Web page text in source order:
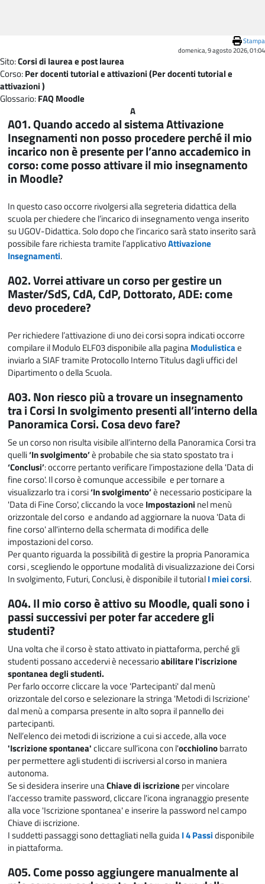
Stampa
domenica, 9 agosto 2026, 01:04
Sito:Corsi di laurea e post laurea
Corso:Per docenti tutorial e attivazioni (Per docenti tutorial e
attivazioni )
Glossario:FAQ Moodle
A
A01. Quando accedo al sistema Attivazione
Insegnamenti non posso procedere perché il mio
incarico non è presente per l’anno accademico in
corso: come posso attivare il mio insegnamento
in Moodle?
In questo caso occorre rivolgersi alla segreteria didattica della
scuola per chiedere che l’incarico di insegnamento venga inserito
su UGOV-Didattica. Solo dopo che l’incarico sarà stato inserito sarà
possibile fare richiesta tramite l’applicativoAttivazione
Insegnamenti.
A02. Vorrei attivare un corso per gestire un
Master/SdS, CdA, CdP, Dottorato, ADE: come
devo procedere?
Per richiedere l’attivazione di uno dei corsi sopra indicati occorre
compilare il Modulo ELF03 disponibile alla paginaModulisticae
inviarlo a SIAF tramite Protocollo Interno Titulus dagli uffici del
Dipartimento o della Scuola.
A03. Non riesco più a trovare un insegnamento
tra i Corsi In svolgimento presenti all’interno della
Panoramica Corsi. Cosa devo fare?
Se un corso non risulta visibile all’interno della Panoramica Corsi tra
quelli‘In svolgimento’è probabile che sia stato spostato tra i
‘Conclusi’: occorre pertanto verificare l’impostazione della 'Data di
fine corso'. Il corso è comunque accessibile e per tornare a
visualizzarlo tra i corsi‘In svolgimento’è necessario posticipare la
'Data di Fine Corso', cliccando la voce Impostazioni nel menù
orizzontale del corso e andando ad aggiornare la nuova 'Data di
fine corso' all'interno della schermata di modifica delle
impostazioni del corso.
Per quanto riguarda la possibilità di gestire la propria Panoramica
corsi , scegliendo le opportune modalità di visualizzazione dei Corsi
In svolgimento, Futuri, Conclusi, è disponibile il tutorialI miei corsi.
A04. Il mio corso è attivo su Moodle, quali sono i
passi successivi per poter far accedere gli
studenti?
Una volta che il corso è stato attivato in piattaforma, perché gli
studenti possano accedervi è necessarioabilitare l'iscrizione
spontanea degli studenti.
Per farlo occorre cliccare la voce 'Partecipanti' dal menù
orizzontale del corso e selezionare la stringa 'Metodi di Iscrizione'
dal menù a comparsa presente in alto sopra il pannello dei
partecipanti.
Nell’elenco dei metodi di iscrizione a cui si accede, alla voce
'Iscrizione spontanea'cliccare sull’icona con l'occhiolinobarrato
per permettere agli studenti di iscriversi al corso in maniera
autonoma.
Se si desidera inserire unaChiave di iscrizione per vincolare
l’accesso tramite password, cliccare l'icona ingranaggio presente
alla voce 'Iscrizione spontanea' e inserire la password nel campo
Chiave di iscrizione.
I suddetti passaggi sono dettagliati nella guidaI 4 Passidisponibile
in piattaforma.
A05. Come posso aggiungere manualmente al